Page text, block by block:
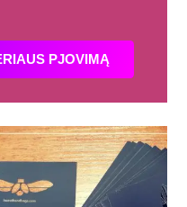
PJOVIMĄ